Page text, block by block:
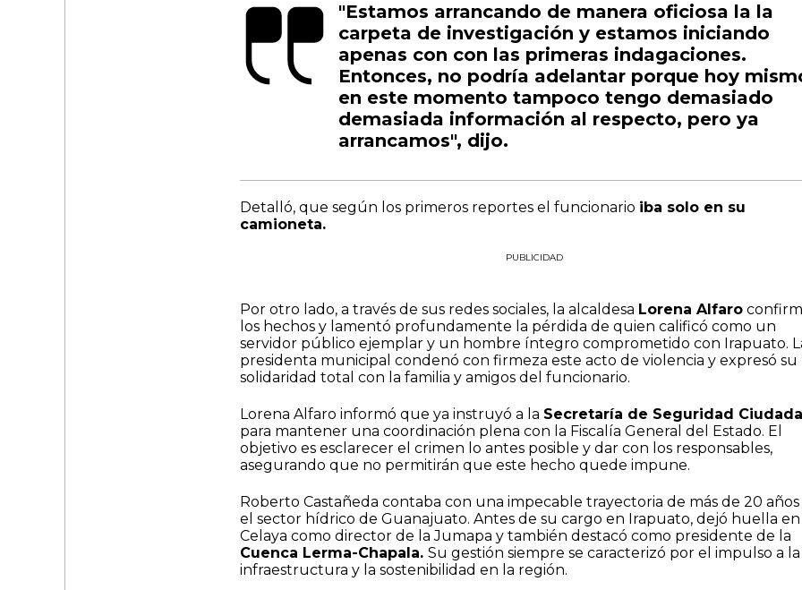
"Estamos arrancando de manera oficiosa la la
carpeta de investigación y estamos iniciando
apenas con con las primeras indagaciones.
Entonces, no podría adelantar porque hoy
en este momento tampoco tengo demasiado
demasiada información al respecto, pero ya
arrancamos", dijo.
Detalló, que según los primeros reportes el funcionario iba solo en su
camioneta.
PUBLICIDAD
Por otro lado, a través de sus redes sociales, la alcaldesa Lorena Alfaro
los hechos y lamentó profundamente la pérdida de quien calificó como un
servidor público ejemplar y un hombre íntegro comprometido con Irapuato.
presidenta municipal condenó con firmeza este acto de violencia y expresó su
solidaridad total con la familia y amigos del funcionario.
Lorena Alfaro informó que ya instruyó a la Secretaría de Seguridad
para mantener una coordinación plena con la Fiscalía General del Estado. El
objetivo es esclarecer el crimen lo antes posible y dar con los responsables,
asegurando que no permitirán que este hecho quede impune.
Roberto Castañeda contaba con una impecable trayectoria de más de 20
el sector hídrico de Guanajuato. Antes de su cargo en Irapuato, dejó huella en
Celaya como director de la Jumapa y también destacó como presidente de la
Cuenca Lerma-Chapala. Su gestión siempre se caracterizó por el impulso a la
infraestructura y la sostenibilidad en la región.